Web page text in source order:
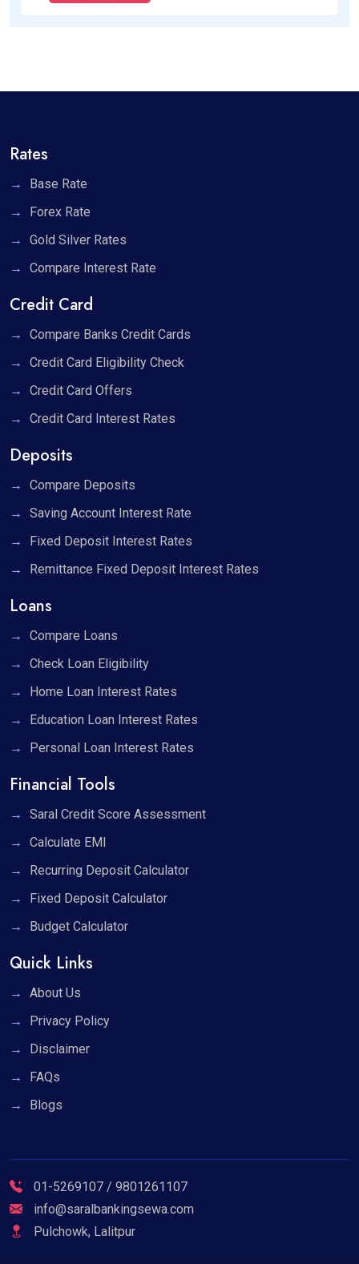
Rates
Base Rate
Forex Rate
Gold Silver Rates
Compare Interest Rate
Credit Card
Compare Banks Credit Cards
Credit Card Eligibility Check
Credit Card Offers
Credit Card Interest Rates
Deposits
Compare Deposits
Saving Account Interest Rate
Fixed Deposit Interest Rates
Remittance Fixed Deposit Interest Rates
Loans
Compare Loans
Check Loan Eligibility
Home Loan Interest Rates
Education Loan Interest Rates
Personal Loan Interest Rates
Financial Tools
Saral Credit Score Assessment
Calculate EMI
Recurring Deposit Calculator
Fixed Deposit Calculator
Budget Calculator
Quick Links
About Us
Privacy Policy
Disclaimer
FAQs
Blogs
01-5269107 / 9801261107
info@saralbankingsewa.com
Pulchowk, Lalitpur